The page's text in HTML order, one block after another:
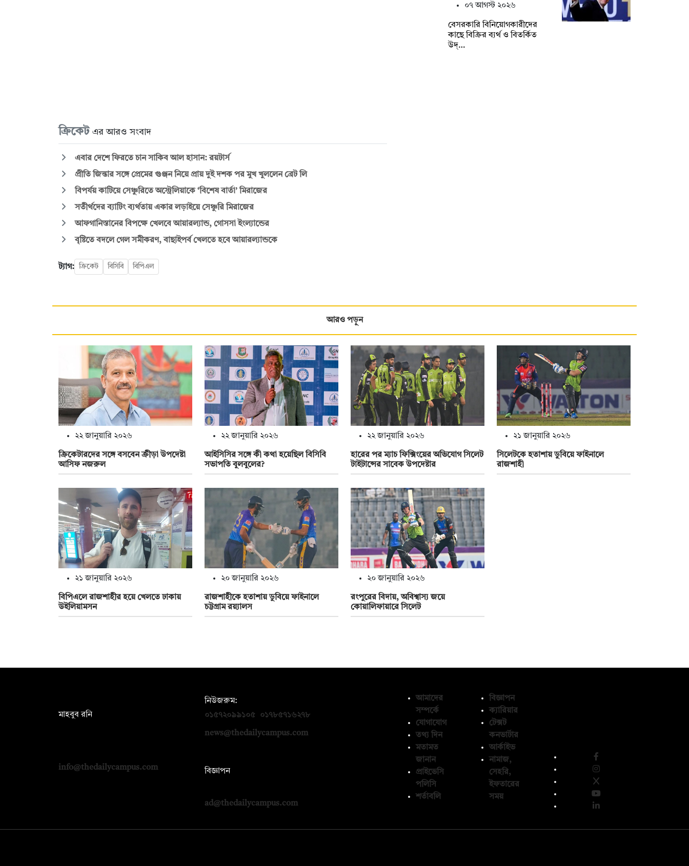
ক্রিকেট এর আরও সংবাদ
এবার দেশে ফিরতে চান সাকিব আল হাসান: রয়টার্স
প্রীতি জিন্তার সঙ্গে প্রেমের গুঞ্জন নিয়ে প্রায় দুই দশক পর মুখ খুললেন ব্রেট লি
বিপর্যয় কাটিয়ে সেঞ্চুরিতে অস্ট্রেলিয়াকে ‘বিশেষ বার্তা’ মিরাজের
সতীর্থদের ব্যাটিং ব্যর্থতায় একার লড়াইয়ে সেঞ্চুরি মিরাজের
আফগানিস্তানের বিপক্ষে খেলবে আয়ারল্যান্ড, গোসসা ইংল্যান্ডের
বৃষ্টিতে বদলে গেল সমীকরণ, বাছাইপর্ব খেলতে হবে আয়ারল্যান্ডকে
ট্যাগ: ক্রিকেট বিসিবি বিপিএল
০৭ আগস্ট ২০২৬
বেসরকারি বিনিয়োগকারীদের
কাছে বিক্রির ব্যর্থ ও বিতর্কিত
উদ্…
আরও পড়ুন
২২ জানুয়ারি ২০২৬
ক্রিকেটারদের সঙ্গে বসবেন ক্রীড়া উপদেষ্টা
আসিফ নজরুল
২২ জানুয়ারি ২০২৬
আইসিসির সঙ্গে কী কথা হয়েছিল বিসিবি
সভাপতি বুলবুলের?
২২ জানুয়ারি ২০২৬
হারের পর ম্যাচ ফিক্সিংয়ের অভিযোগ সিলেট
টাইটান্সের সাবেক উপদেষ্টার
২১ জানুয়ারি ২০২৬
সিলেটকে হতাশায় ডুবিয়ে ফাইনালে
রাজশাহী
২১ জানুয়ারি ২০২৬
বিপিএলে রাজশাহীর হয়ে খেলতে ঢাকায়
উইলিয়ামসন
২০ জানুয়ারি ২০২৬
রাজশাহীকে হতাশায় ডুবিয়ে ফাইনালে
চট্টগ্রাম রয়্যালস
২০ জানুয়ারি ২০২৬
রংপুরের বিদায়, অবিশ্বাস্য জয়ে
কোয়ালিফায়ারে সিলেট
মাহবুব রনি
info@thedailycampus.com
নিউজরুম:
০১৫৭২০৯৯১০৫
০১৭৮৫৭১৬২৭৮
news@thedailycampus.com
বিজ্ঞাপন
ad@thedailycampus.com
আমাদের
সম্পর্কে
যোগাযোগ
তথ্য দিন
মতামত
জানান
প্রাইভেসি
পলিসি
শর্তাবলি
বিজ্ঞাপন
ক্যারিয়ার
টেক্সট
কনভার্টার
আর্কাইভ
নামাজ,
সেহরি,
ইফতারের
সময়